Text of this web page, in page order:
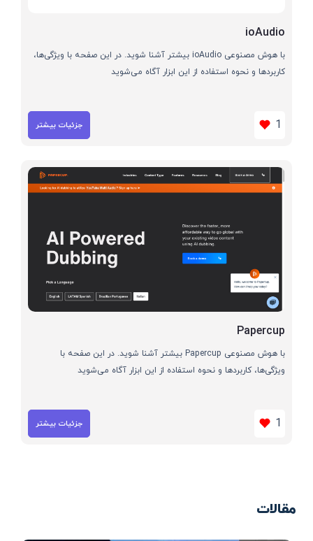
ioAudio
با هوش مصنوعی ioAudio بیشتر آشنا شوید. در این صفحه با ویژگی‌ها،
کاربردها و نحوه استفاده از این ابزار آگاه می‌شوید
1 جزئیات بیشتر
Papercup
با هوش مصنوعی Papercup بیشتر آشنا شوید. در این صفحه با
ویژگی‌ها، کاربردها و نحوه استفاده از این ابزار آگاه می‌شوید
1 جزئیات بیشتر
مقالات